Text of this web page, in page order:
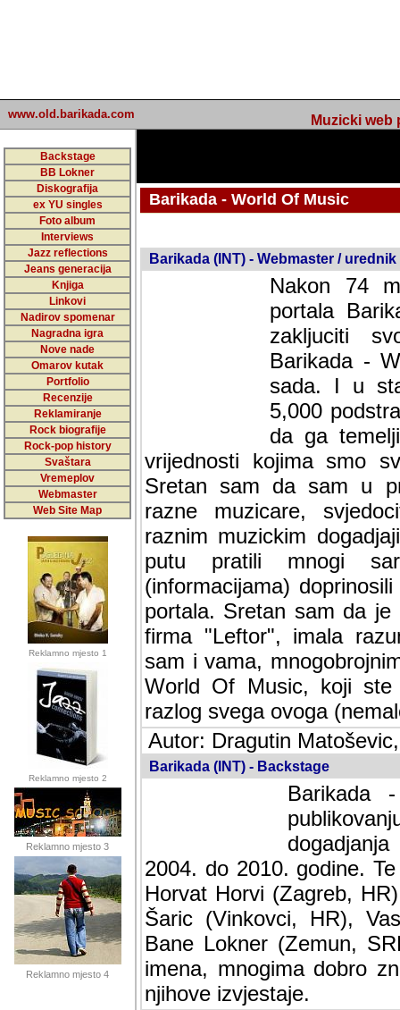
www.old.barikada.com Muzicki web
Backstage
BB Lokner
Diskografija
ex YU singles
Foto album
Interviews
Jazz reflections
Jeans generacija
Knjiga
Linkovi
Nadirov spomenar
Nagradna igra
Nove nade
Omarov kutak
Portfolio
Recenzije
Reklamiranje
Rock biografije
Rock-pop history
Svaštara
Vremeplov
Webmaster
Web Site Map
Reklamno mjesto 1
Reklamno mjesto 2
Reklamno mjesto 3
Reklamno mjesto 4
Barikada - World Of Music
Barikada (INT) - Webmaster / urednik
Nakon 74
portala
zakljuciti
Barikada -
sada. I u
5,000
da ga
vrijednosti kojima smo
Sretan sam da sam u
muzicare, svjedociti
muzickim dogadjajima...
mnogi saradnici koji
doprinosili vrijednosti i
sam da je i moj web
imala razumijevanja za
mnogobrojnim
Music, koji ste ga
ovoga (nemalog) rada.
Autor: Dragutin
Barikada (INT) - Backstage
Barikada
2004. do 2010. godine.
Horvat Horvi (Zagreb,
Šaric (Vinkovci, HR),
Bane Lokner (Zemun,
imena, mnogima dobro
njihove izvjestaje.